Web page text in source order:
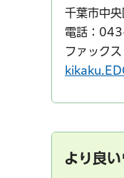
千葉市中
電話：
ファック
より良